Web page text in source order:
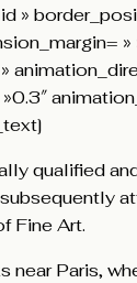
»
»
qualified
Fine Art.
near Paris,